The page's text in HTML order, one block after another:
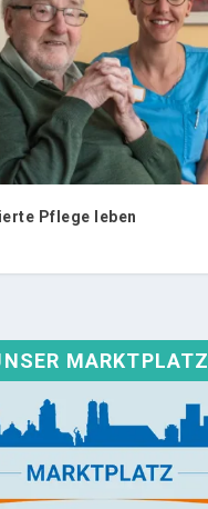
Pflege leben
MARKTPLATZ